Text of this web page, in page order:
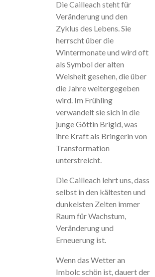
Die Cailleach steht für
Veränderung und den
Zyklus des Lebens. Sie
herrscht über die
Wintermonate und wird oft
als Symbol der alten
Weisheit gesehen, die über
die Jahre weitergegeben
wird. Im Frühling
verwandelt sie sich in die
junge Göttin Brigid, was
ihre Kraft als Bringerin von
Transformation
unterstreicht.
Die Cailleach lehrt uns, dass
selbst in den kältesten und
dunkelsten Zeiten immer
Raum für Wachstum,
Veränderung und
Erneuerung ist.
Wenn das Wetter an
Imbolc schön ist, dauert der